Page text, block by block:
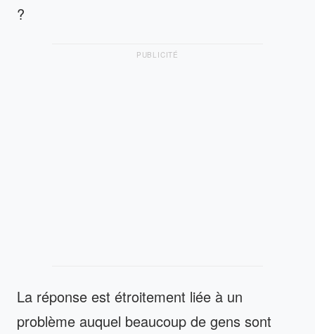
?
PUBLICITÉ
La réponse est étroitement liée à un
problème auquel beaucoup de gens sont